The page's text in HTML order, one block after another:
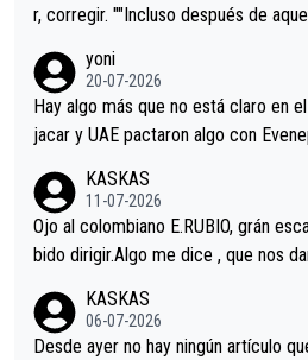
r, corregir. ""Incluso después de
permaneció pegado a su rueda.
a que era capaz de controlar el
yoni
20-07-2026
Hay algo más que no está claro en
jacar y UAE pactaron algo con
i sin pedalear, luego está el saludo
mano de una manera muy fraternal,
es en el hombro con que saludaba a
eta, a ver si por querer poner a Del
ción de podio UAE y Pojacar se van
KASKAS
11-07-2026
Ojo al colombiano E.RUBIO, grán
bido dirigir.Algo me dice ,
KASKAS
06-07-2026
Desde ayer no hay ningún artículo que no